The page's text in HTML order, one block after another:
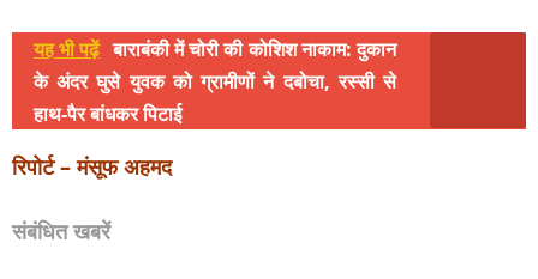
यह भी पढ़ें बाराबंकी में चोरी की कोशिश नाकाम: दुकान
के अंदर घुसे युवक को ग्रामीणों ने दबोचा, रस्सी से
हाथ-पैर बांधकर पिटाई
रिपोर्ट – मंसूफ अहमद
संबंधित खबरें